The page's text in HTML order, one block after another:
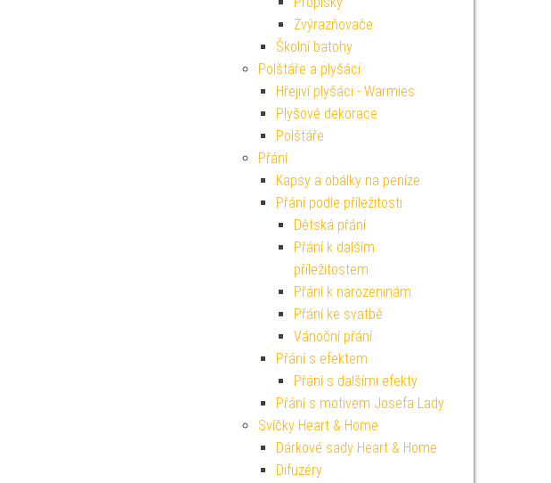
Zvýrazňovače
Školní batohy
Polštáře a plyšáci
Hřejiví plyšáci - Warmies
Plyšové dekorace
Polštáře
Přání
Kapsy a obálky na peníze
Přání podle příležitosti
Dětská přání
Přání k dalším
příležitostem
Přání k narozeninám
Přání ke svatbě
Vánoční přání
Přání s efektem
Přání s dalšími efekty
Přání s motivem Josefa Lady
Svíčky Heart & Home
Dárkové sady Heart & Home
Difuzéry